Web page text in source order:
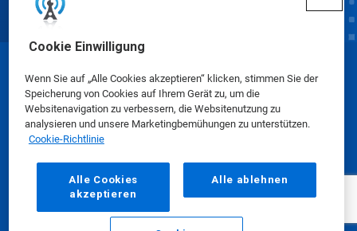
Cookie Einwilligung
Wenn Sie auf „Alle Cookies akzeptieren“ klicken, stimmen Sie der
Speicherung von Cookies auf Ihrem Gerät zu, um die
Websitenavigation zu verbessern, die Websitenutzung zu
analysieren und unsere Marketingbemühungen zu unterstützen.
Cookie-Richtlinie
Alle Cookies
akzeptieren
Alle ablehnen
© Ecolab Inc. 2025
Sicherheitsdatenblätter|Datenschutzrichtlinie